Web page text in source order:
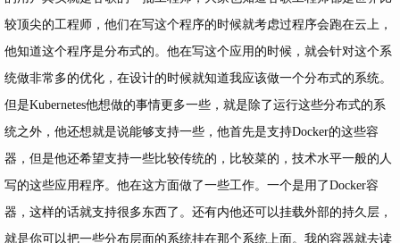
较顶尖的工程师，他们在写这个程序的时候就考虑过程序会跑在云上，
他知道这个程序是分布式的。他在写这个应用的时候，就会针对这个系
统做非常多的优化，在设计的时候就知道我应该做一个分布式的系统。
但是Kubernetes他想做的事情更多一些，就是除了运行这些分布式的系
统之外，他还想就是说能够支持一些，他首先是支持Docker的这些容
器，但是他还希望支持一些比较传统的，比较菜的，技术水平一般的人
写的这些应用程序。他在这方面做了一些工作。一个是用了Docker容
器，这样的话就支持很多东西了。还有内他还可以挂载外部的持久层，
就是你可以把一些分布层面的系统挂在那个系统上面。我的容器就去读